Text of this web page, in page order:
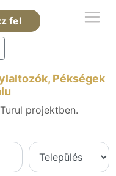
fel
Pékségek
projektben.